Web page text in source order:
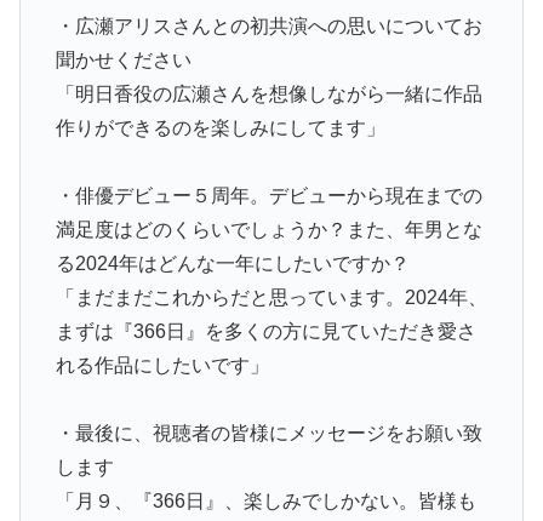
・広瀬アリスさんとの初共演への思いについてお
聞かせください
「明日香役の広瀬さんを想像しながら一緒に作品
作りができるのを楽しみにしてます」
・俳優デビュー５周年。デビューから現在までの
満足度はどのくらいでしょうか？また、年男とな
る2024年はどんな一年にしたいですか？
「まだまだこれからだと思っています。2024年、
まずは『366日』を多くの方に見ていただき愛さ
れる作品にしたいです」
・最後に、視聴者の皆様にメッセージをお願い致
します
「月９、『366日』、楽しみでしかない。皆様も